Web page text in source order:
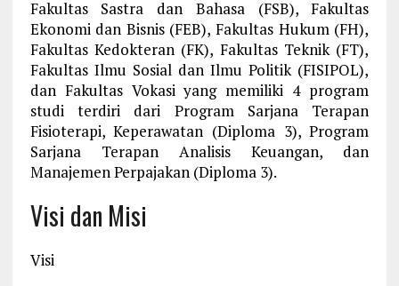
Fakultas Sastra dan Bahasa (FSB), Fakultas
Ekonomi dan Bisnis (FEB), Fakultas Hukum (FH),
Fakultas Kedokteran (FK), Fakultas Teknik (FT),
Fakultas Ilmu Sosial dan Ilmu Politik (FISIPOL),
dan Fakultas Vokasi yang memiliki 4 program
studi terdiri dari Program Sarjana Terapan
Fisioterapi, Keperawatan (Diploma 3), Program
Sarjana Terapan Analisis Keuangan, dan
Manajemen Perpajakan (Diploma 3).
Visi dan Misi
Visi